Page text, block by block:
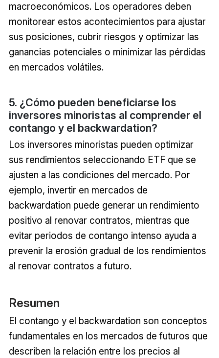
macroeconómicos. Los operadores deben
monitorear estos acontecimientos para ajustar
sus posiciones, cubrir riesgos y optimizar las
ganancias potenciales o minimizar las pérdidas
en mercados volátiles.
5. ¿Cómo pueden beneficiarse los
inversores minoristas al comprender el
contango y el backwardation?
Los inversores minoristas pueden optimizar
sus rendimientos seleccionando ETF que se
ajusten a las condiciones del mercado. Por
ejemplo, invertir en mercados de
backwardation puede generar un rendimiento
positivo al renovar contratos, mientras que
evitar periodos de contango intenso ayuda a
prevenir la erosión gradual de los rendimientos
al renovar contratos a futuro.
Resumen
El contango y el backwardation son conceptos
fundamentales en los mercados de futuros que
describen la relación entre los precios al